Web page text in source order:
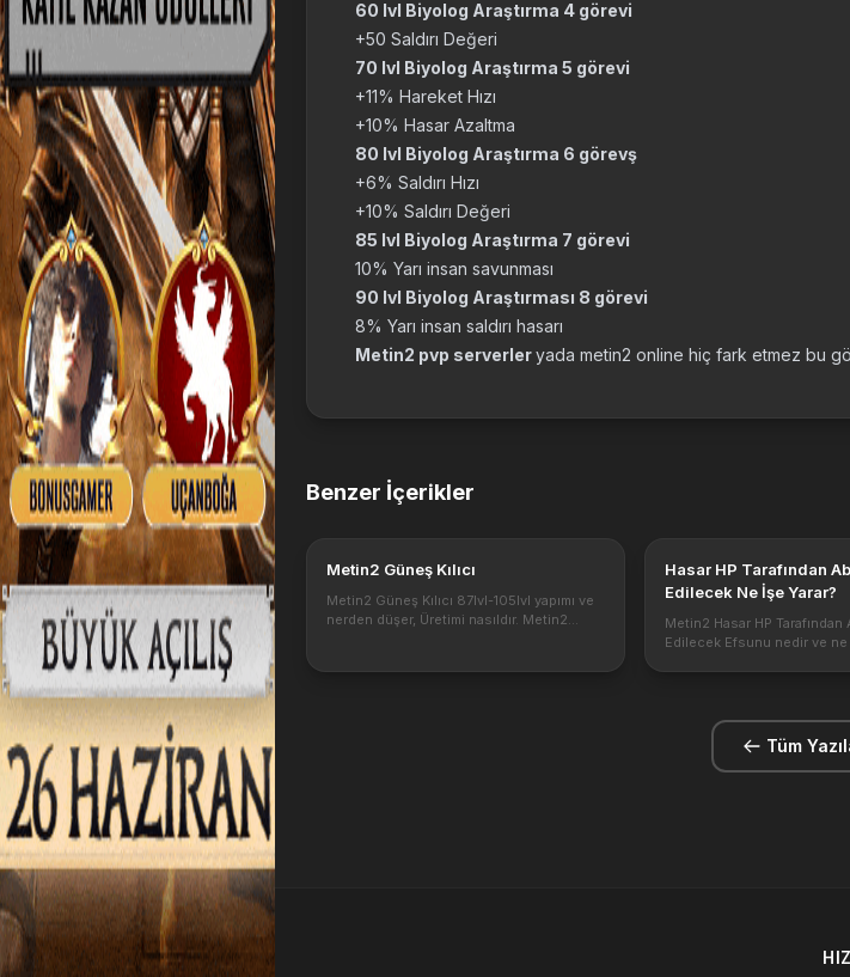
60 lvl Biyolog Araştırma 4 görevi
+50 Saldırı Değeri
70 lvl Biyolog Araştırma 5 görevi
+11% Hareket Hızı
+10% Hasar Azaltma
80 lvl Biyolog Araştırma 6 görevş
+6% Saldırı Hızı
+10% Saldırı Değeri
85 lvl Biyolog Araştırma 7 görevi
10% Yarı insan savunması
90 lvl Biyolog Araştırması 8 görevi
8% Yarı insan saldırı hasarı
Metin2 pvp serverleryada metin2 online hiç fark etmez bu
Benzer İçerikler
Metin2 Güneş Kılıcı
Metin2 Güneş Kılıcı 87lvl-105lvl yapımı ve
nerden düşer, Üretimi nasıldır. Metin2
https://4.bp.blogspot.com/-
Hasar HP Tarafından
Edilecek Ne İşe Yarar?
Metin2 Hasar HP
Edilecek Efsunu nedir ve ne
kazanab...
Tüm
EP Kazan